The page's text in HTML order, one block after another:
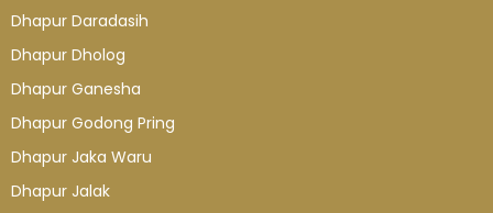
Dhapur Daradasih
Dhapur Dholog
Dhapur Ganesha
Dhapur Godong Pring
Dhapur Jaka Waru
Dhapur Jalak